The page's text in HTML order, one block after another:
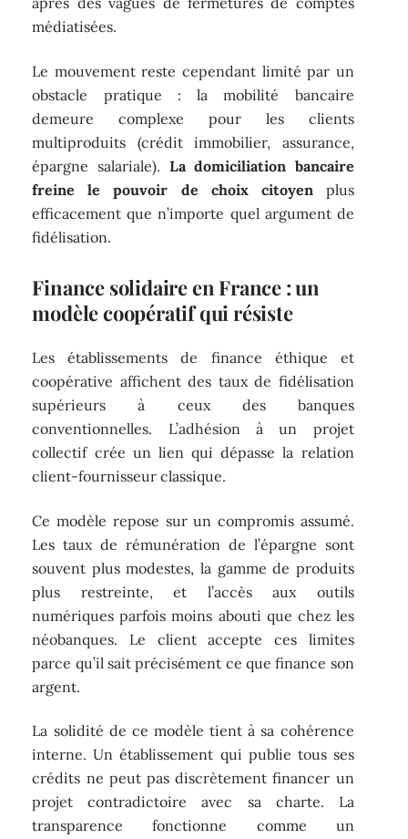
médiatisées.
Le mouvement reste cependant limité par un
obstacle pratique : la mobilité bancaire
demeure complexe pour les clients
multiproduits (crédit immobilier, assurance,
épargne salariale). La domiciliation bancaire
freine le pouvoir de choix citoyenplus
efficacement que n’importe quel argument de
fidélisation.
Finance solidaire en France : un
modèle coopératif qui résiste
Les établissements de finance éthique et
coopérative affichent des taux de fidélisation
supérieurs à ceux des banques
conventionnelles. L’adhésion à un projet
collectif crée un lien qui dépasse la relation
client-fournisseur classique.
Ce modèle repose sur un compromis assumé.
Les taux de rémunération de l’épargne sont
souvent plus modestes, la gamme de produits
plus restreinte, et l’accès aux outils
numériques parfois moins abouti que chez les
néobanques. Le client accepte ces limites
parce qu’il sait précisément ce que finance son
argent.
La solidité de ce modèle tient à sa cohérence
interne. Un établissement qui publie tous ses
crédits ne peut pas discrètement financer un
projet contradictoire avec sa charte. La
transparence fonctionne comme un